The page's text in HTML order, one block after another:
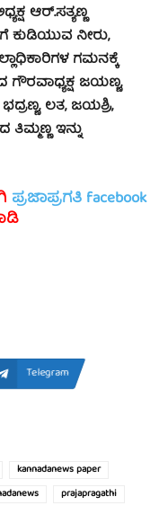
ಆರ್.ಸತ್ಯಣ್ಣ
ಕುಡಿಯುವ ನೀರು,
ಗಮನಕ್ಕೆ
ಜಯಣ್ಣ,
ಲತ, ಜಯಶ್ರಿ,
ಇನ್ನು
ಪ್ರಜಾಪ್ರಗತಿ facebook
Telegram
kannadanews paper
prajapragathi